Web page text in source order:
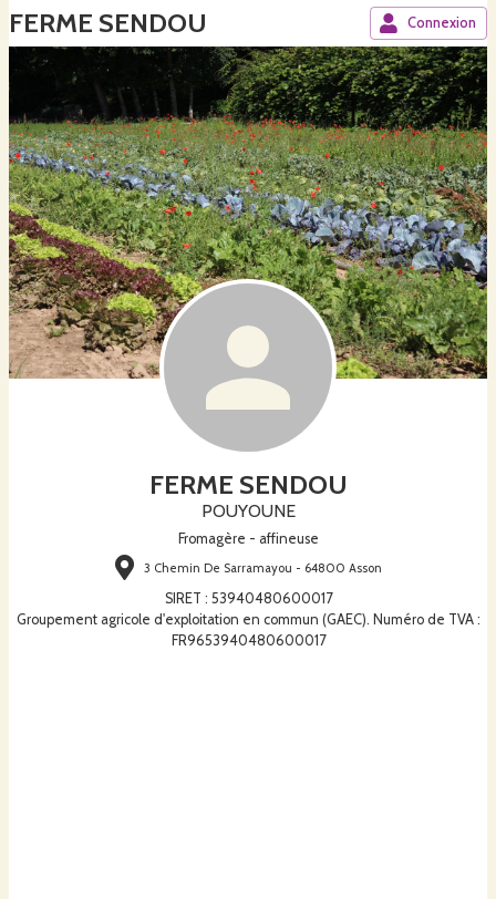
FERME SENDOU Connexion
FERME SENDOU
POUYOUNE
Fromagère - affineuse
3 Chemin De Sarramayou - 64800 Asson
SIRET : 53940480600017
Groupement agricole d'exploitation en commun (GAEC). Numéro de TVA :
FR9653940480600017